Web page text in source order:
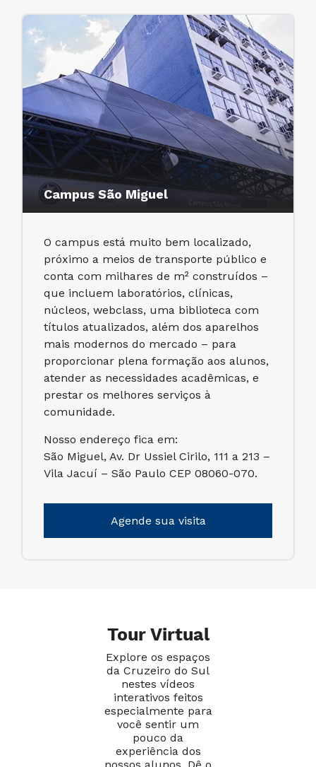
Campus São Miguel
O campus está muito bem localizado,
próximo a meios de transporte público e
conta com milhares de m² construídos –
que incluem laboratórios, clínicas,
núcleos, webclass, uma biblioteca com
títulos atualizados, além dos aparelhos
mais modernos do mercado – para
proporcionar plena formação aos alunos,
atender as necessidades acadêmicas, e
prestar os melhores serviços à
comunidade.
Nosso endereço fica em:
São Miguel, Av. Dr Ussiel Cirilo, 111 a 213 –
Vila Jacuí – São Paulo CEP 08060-070.
Agende sua visita
Tour Virtual
Explore os espaços
da Cruzeiro do Sul
nestes vídeos
interativos feitos
especialmente para
você sentir um
pouco da
experiência dos
nossos alunos. Dê o